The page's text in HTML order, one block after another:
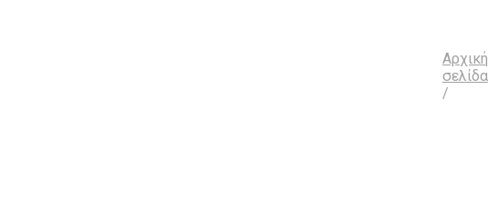
Αρχική
σελίδα
/